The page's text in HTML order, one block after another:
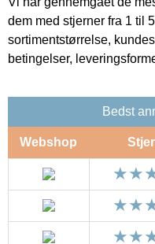
dem med stjerner fra 1 til
sortimentstørrelse,
betingelser,
Bedst
Webshop